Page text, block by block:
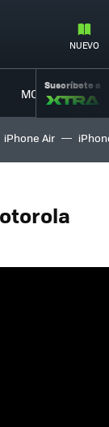
NUEVO
MOVILIDAD
Suscríbete a
iPhone Air